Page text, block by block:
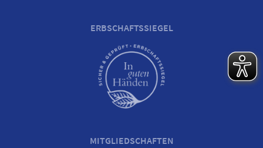
ERBSCHAFTSSIEGEL
MITGLIEDSCHAFTEN